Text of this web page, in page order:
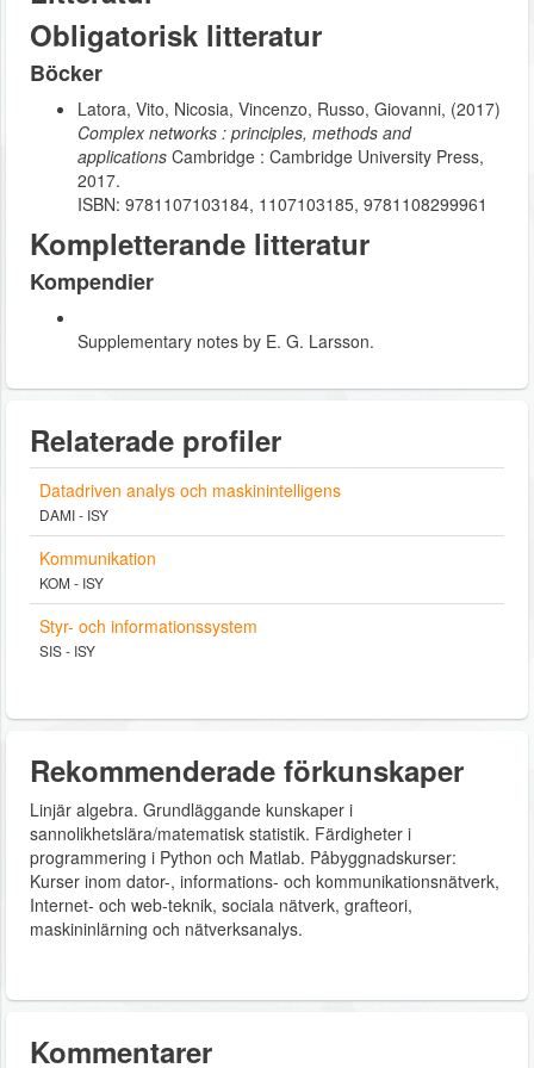
Obligatorisk litteratur
Böcker
Latora, Vito, Nicosia, Vincenzo, Russo, Giovanni, (2017)
Complex networks : principles, methods and
applications Cambridge : Cambridge University Press,
2017.
ISBN: 9781107103184, 1107103185, 9781108299961
Kompletterande litteratur
Kompendier
Supplementary notes by E. G. Larsson.
Relaterade profiler
Datadriven analys och maskinintelligens
DAMI - ISY
Kommunikation
KOM - ISY
Styr- och informationssystem
SIS - ISY
Rekommenderade förkunskaper
Linjär algebra. Grundläggande kunskaper i
sannolikhetslära/matematisk statistik. Färdigheter i
programmering i Python och Matlab. Påbyggnadskurser:
Kurser inom dator-, informations‐ och kommunikationsnätverk,
Internet- och web‐teknik, sociala nätverk, grafteori,
maskininlärning och nätverksanalys.
Kommentarer